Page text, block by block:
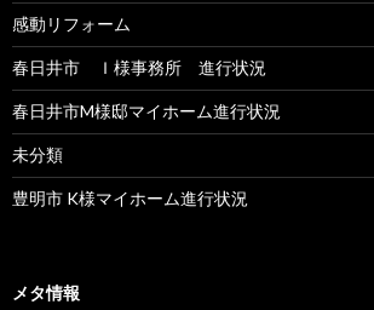
感動リフォーム
春日井市 Ｉ様事務所 進行状況
春日井市M様邸マイホーム進行状況
未分類
豊明市 K様マイホーム進行状況
メタ情報